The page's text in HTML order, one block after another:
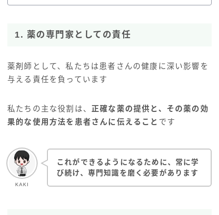
1. 薬の専門家としての責任
薬剤師として、私たちは患者さんの健康に深い影響を
与える責任を負っています
私たちの主な役割は、 正確な薬の提供と、その薬の効
果的な使用方法を患者さんに伝えること です
KAKI
これができるようになるために、常に学
び続け、専門知識を磨く必要があります